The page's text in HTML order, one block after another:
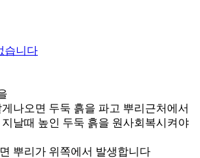
습니다
나오면 두둑 흙을 파고 뿌리근처에서
날때 높인 두둑 흙을 원사회복시켜야
뿌리가 위쪽에서 발생합니다